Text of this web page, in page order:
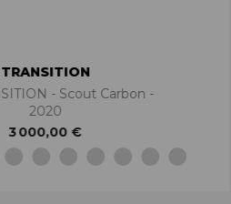
TRANSITION
- Scout Carbon -
2020
3 000,00 €